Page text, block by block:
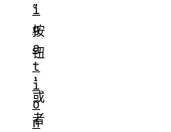
”
按
钮
，
或
者
i
g
a
t
i
o
n